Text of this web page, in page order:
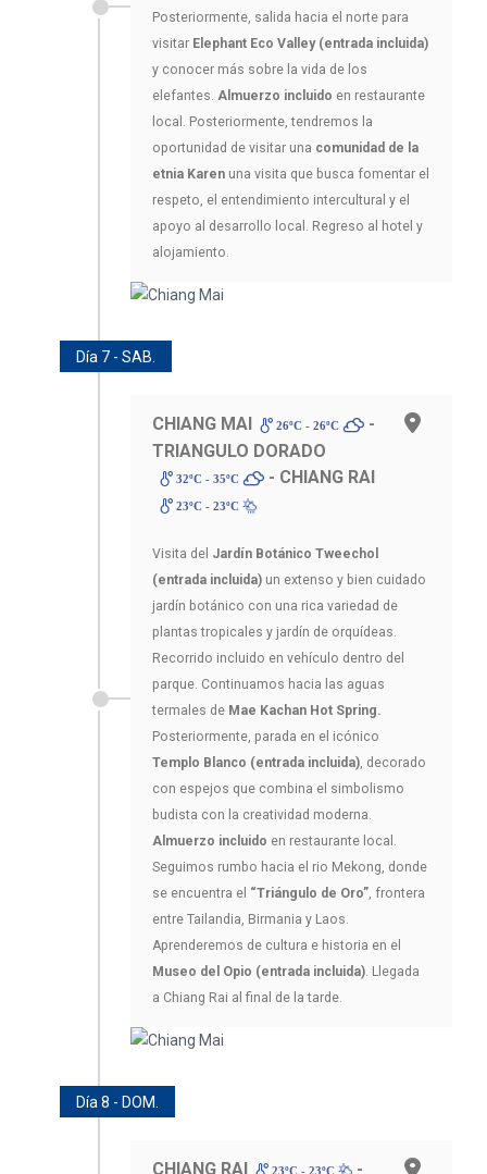
Posteriormente, salida hacia el norte para
visitar Elephant Eco Valley (entrada incluida)
y conocer más sobre la vida de los
elefantes. Almuerzo incluido en restaurante
local. Posteriormente, tendremos la
oportunidad de visitar una comunidad de la
etnia Karen una visita que busca fomentar el
respeto, el entendimiento intercultural y el
apoyo al desarrollo local. Regreso al hotel y
alojamiento.
Día 7 - SAB.
CHIANG MAI 26ºC - 26ºC
-
TRIANGULO DORADO
32ºC - 35ºC - CHIANG RAI
23ºC - 23ºC
Visita del Jardín Botánico Tweechol
(entrada incluida) un extenso y bien cuidado
jardín botánico con una rica variedad de
plantas tropicales y jardín de orquídeas.
Recorrido incluido en vehículo dentro del
parque. Continuamos hacia las aguas
termales de Mae Kachan Hot Spring.
Posteriormente, parada en el icónico
Templo Blanco (entrada incluida), decorado
con espejos que combina el simbolismo
budista con la creatividad moderna.
Almuerzo incluido en restaurante local.
Seguimos rumbo hacia el rio Mekong, donde
se encuentra el “Triángulo de Oro”, frontera
entre Tailandia, Birmania y Laos.
Aprenderemos de cultura e historia en el
Museo del Opio (entrada incluida). Llegada
a Chiang Rai al final de la tarde.
Día 8 - DOM.
CHIANG RAI 23ºC - 23ºC -